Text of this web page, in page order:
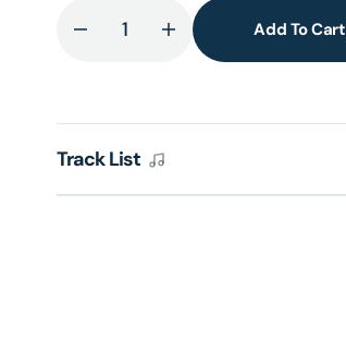
Decrease
Luminal
(Translucent
Orange
Biovinyl
Increase
quantity
Luminal
Biovinyl
Add To Cart
Track List